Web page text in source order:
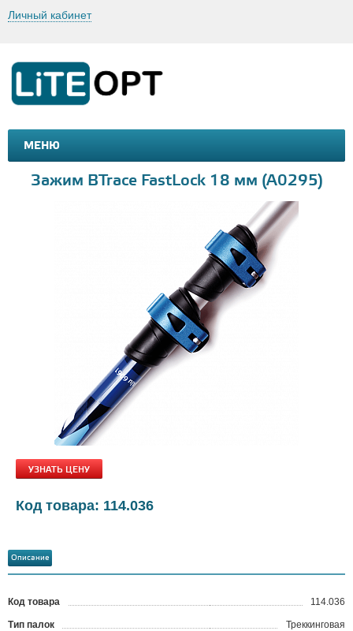
Личный кабинет
МЕНЮ
МАШИНКИ И МОТОЦИКЛЫ
Зажим BTrace FastLock 18 мм (A0295)
УЗНАТЬ ЦЕНУ
Код товара: 114.036
Описание
Код товара 114.036
Тип палок Треккинговая